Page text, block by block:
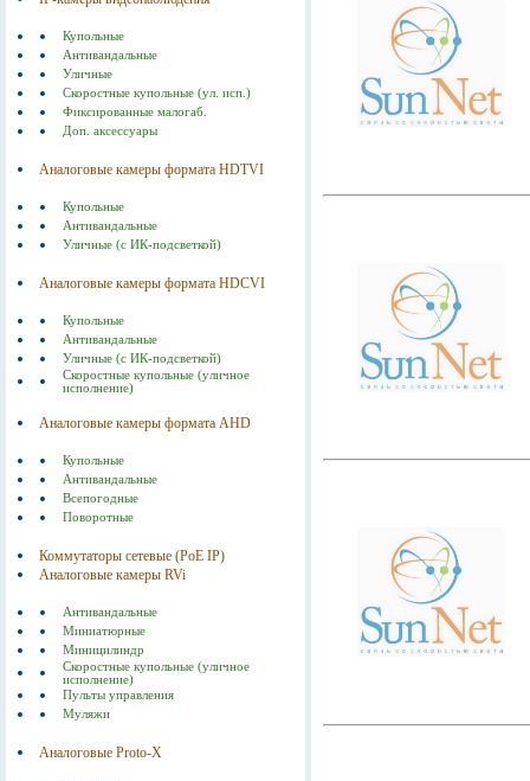
Купольные
Антивандальные
Уличные
Скоростные купольные (ул. исп.)
Фиксированные малогаб.
Доп. аксессуары
Аналоговые камеры формата HDTVI
Купольные
Антивандальные
Уличные (с ИК-подсветкой)
Аналоговые камеры формата HDСVI
Купольные
Антивандальные
Уличные (с ИК-подсветкой)
Скоростные купольные (уличное
исполнение)
Аналоговые камеры формата AHD
Купольные
Антивандальные
Всепогодные
Поворотные
Коммутаторы сетевые (РоЕ IP)
Аналоговые камеры RVi
Антивандальные
Миниатюрные
Миницилиндр
Скоростные купольные (уличное
исполнение)
Пульты управления
Муляжи
Аналоговые Proto-X